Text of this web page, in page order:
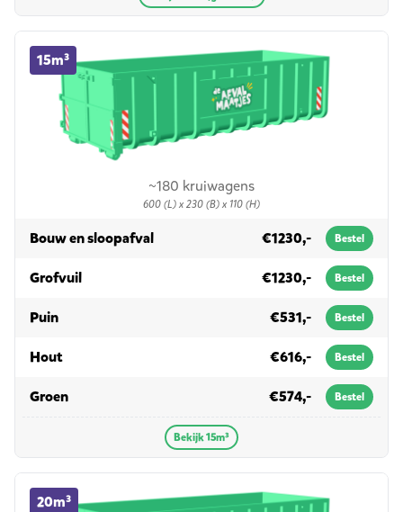
~180 kruiwagens
600 (L) x 230 (B) x 110 (H)
15m³
15m³ container huren
Bouw en sloopafvalin 15m³ €1230,- Bestel
Grofvuilin 15m³ €1230,- Bestel
Puinin 15m³ €531,- Bestel
Houtin 15m³ €616,- Bestel
Groenin 15m³ €574,- Bestel
Bekijk 15m³
20m³
20m³ container huren